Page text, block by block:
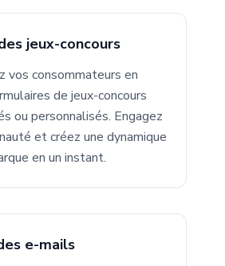
jeux-concours
vos consommateurs en
de jeux-concours
ou personnalisés. Engagez
et créez une dynamique
en un instant.
e-mails